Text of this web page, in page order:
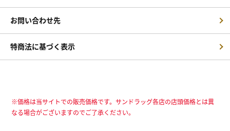
お問い合わせ先
特商法に基づく表示
※価格は当サイトでの販売価格です。サンドラッグ各店の店頭価格とは異
なる場合がございますのでご了承ください。